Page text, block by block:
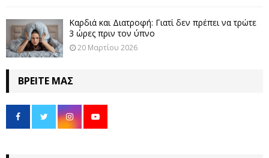
Καρδιά και Διατροφή: Γιατί δεν πρέπει να τρώτε
3 ώρες πριν τον ύπνο
20 Μαρτίου 2026
ΒΡΕΊΤΕ ΜΑΣ